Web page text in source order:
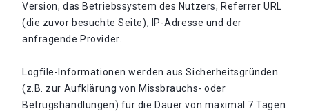
Version, das Betriebssystem des Nutzers, Referrer URL
(die zuvor besuchte Seite), IP-Adresse und der
anfragende Provider.
Logfile-Informationen werden aus Sicherheitsgründen
(z.B. zur Aufklärung von Missbrauchs- oder
Betrugshandlungen) für die Dauer von maximal 7 Tagen